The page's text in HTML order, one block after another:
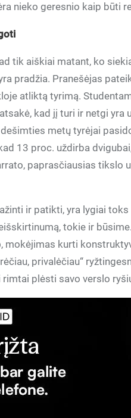
nieko geresnio kaip būti
tik aiškiai matant, ko
pradžia. Pranešėjas
atliktą tyrimą.
kad jį turi ir netgi
dešimties metų tyrėjai
13 proc. uždirba
paprasčiausias tikslo
ir patikti, yra lygiai
tokie ir
mokėjimas kurti
privalėčiau“
plėsti savo verslo